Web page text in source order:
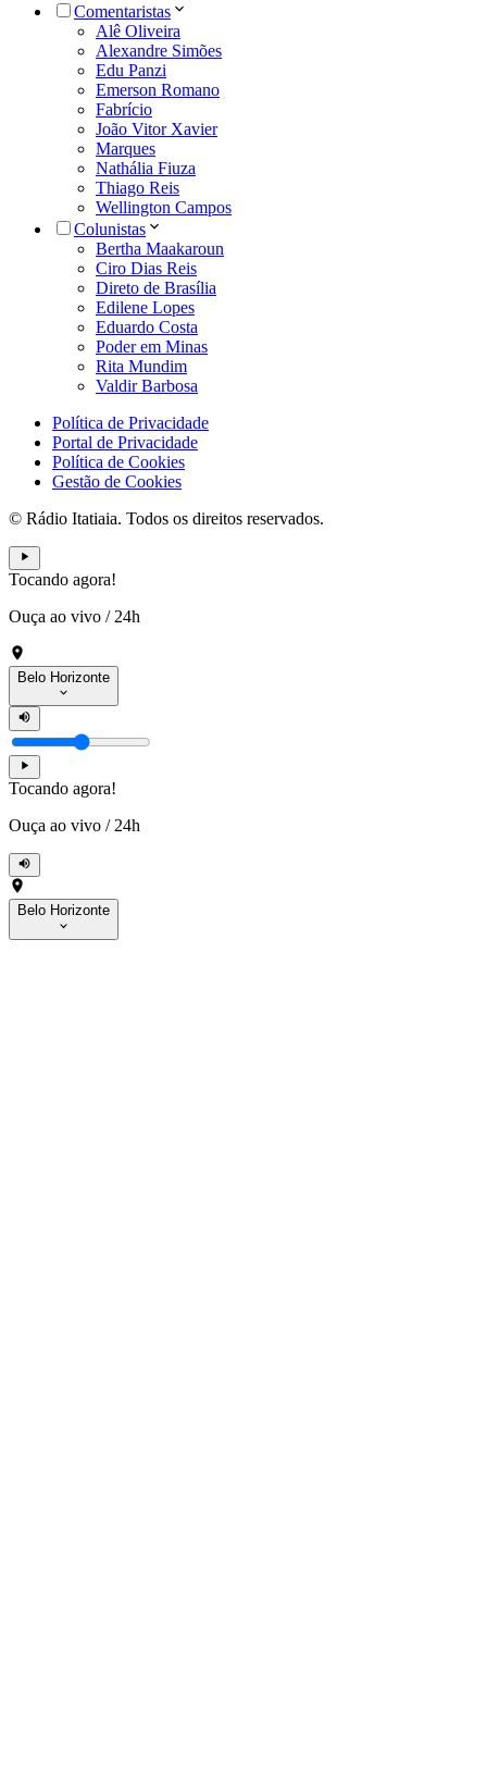
Comentaristas
Alê Oliveira
Alexandre Simões
Edu Panzi
Emerson Romano
Fabrício
João Vitor Xavier
Marques
Nathália Fiuza
Thiago Reis
Wellington Campos
Colunistas
Bertha Maakaroun
Ciro Dias Reis
Direto de Brasília
Edilene Lopes
Eduardo Costa
Poder em Minas
Rita Mundim
Valdir Barbosa
Política de Privacidade
Portal de Privacidade
Política de Cookies
Gestão de Cookies
© Rádio Itatiaia. Todos os direitos reservados.
Tocando agora!
Ouça ao vivo / 24h
Belo Horizonte
Tocando agora!
Ouça ao vivo / 24h
Belo Horizonte